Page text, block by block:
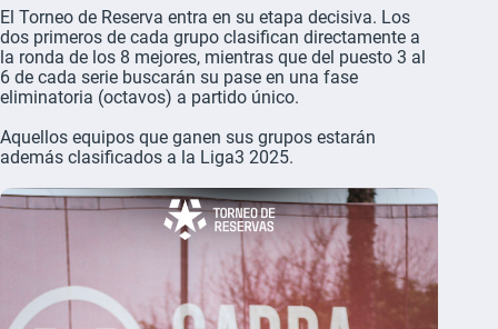
El Torneo de Reserva entra en su etapa decisiva. Los
dos primeros de cada grupo clasifican directamente a
la ronda de los 8 mejores, mientras que del puesto 3 al
6 de cada serie buscarán su pase en una fase
eliminatoria (octavos) a partido único.
Aquellos equipos que ganen sus grupos estarán
además clasificados a la Liga3 2025.